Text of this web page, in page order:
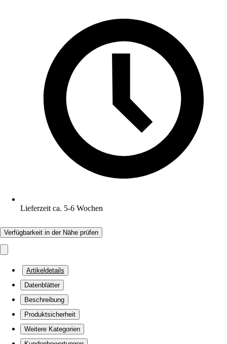
Lieferzeit ca. 5-6 Wochen
Verfügbarkeit in der Nähe prüfen
Artikeldetails
Datenblätter
Beschreibung
Produktsicherheit
Weitere Kategorien